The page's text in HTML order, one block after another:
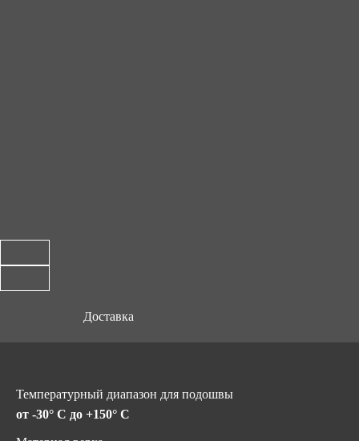
Доставка
Температурный диапазон для подошвы
от -30° C до +150° C